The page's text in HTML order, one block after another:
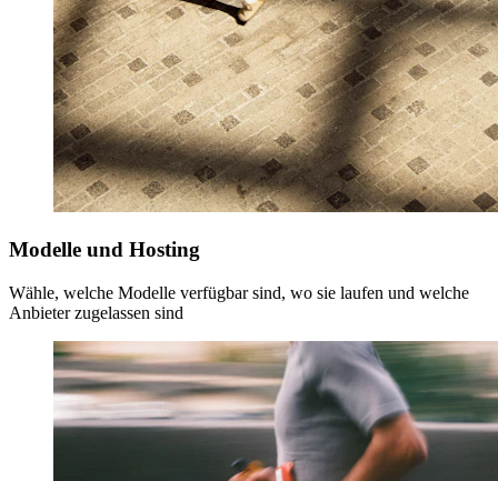
Modelle und Hosting
Wähle, welche Modelle verfügbar sind, wo sie laufen und welche
Anbieter zugelassen sind